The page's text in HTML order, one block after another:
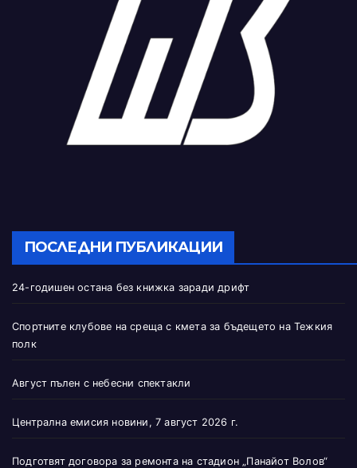
ПОСЛЕДНИ ПУБЛИКАЦИИ
24-годишен остана без книжка заради дрифт
Спортните клубове на среща с кмета за бъдещето на Тежкия
полк
Август пълен с небесни спектакли
Централна емисия новини, 7 август 2026 г.
Подготвят договора за ремонта на стадион „Панайот Волов“